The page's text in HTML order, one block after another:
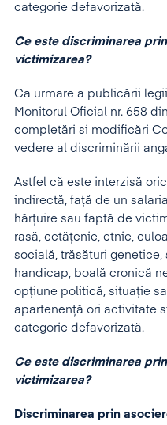
categorie defavorizată.
Ce este discriminarea
victimizarea?
Ca urmare a publicării
Monitorul Oficial nr. 658
completări si modificări
vedere al discriminării
Astfel că este interzisă
indirectă, față de un
hărțuire sau faptă de
rasă, cetățenie, etnie,
socială, trăsături genetice,
handicap, boală cronică
opțiune politică, situație
apartenență ori activitate
categorie defavorizată.
Ce este discriminarea
victimizarea?
Discriminarea prin